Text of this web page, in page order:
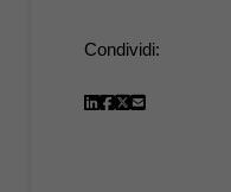
Condividi: